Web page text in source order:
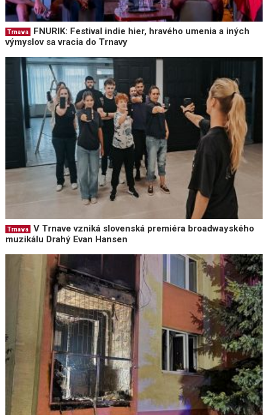
Trnava
FNURIK: Festival indie hier, hravého umenia a iných
výmyslov sa vracia do Trnavy
Trnava
V Trnave vzniká slovenská premiéra broadwayského
muzikálu Drahý Evan Hansen